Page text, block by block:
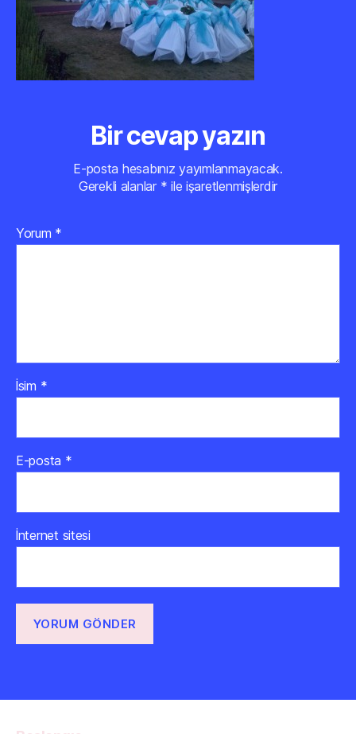
Bir cevap yazın
E-posta hesabınız yayımlanmayacak.
Gerekli alanlar * ile işaretlenmişlerdir
Yorum *
İsim *
E-posta *
İnternet sitesi